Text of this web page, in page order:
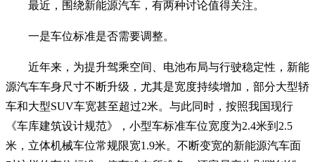
最近，围绕新能源汽车，有两种讨论值得关注。
一是车位标准是否需要调整。
近年来，为提升驾乘空间、电池布局与行驶稳定性，新能
源汽车车身尺寸不断升级，尤其是宽度持续增加，部分大型轿
车和大型SUV车宽甚至超过2米。与此同时，按照我国现行
《车库建筑设计规范》，小型车标准车位宽度为2.4米到2.5
米，立体机械车位常规限宽1.9米。不断变宽的新能源汽车面